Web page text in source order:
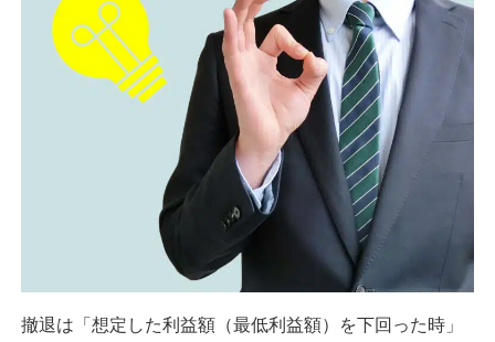
撤退は「想定した利益額（最低利益額）を下回った時」